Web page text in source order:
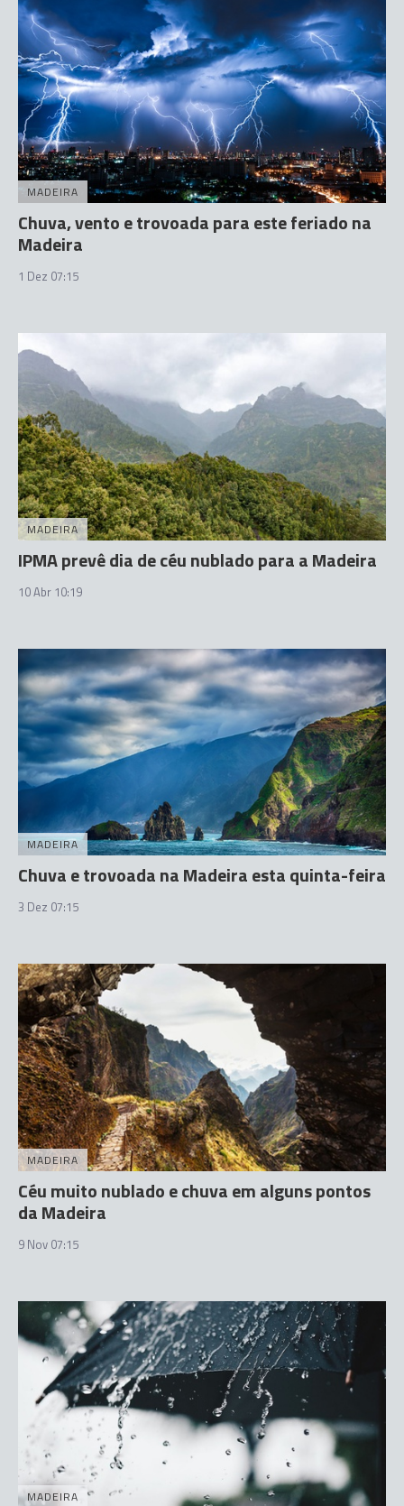
MADEIRA
Chuva, vento e trovoada para este feriado na
Madeira
1 Dez 07:15
MADEIRA
IPMA prevê dia de céu nublado para a Madeira
10 Abr 10:19
MADEIRA
Chuva e trovoada na Madeira esta quinta-feira
3 Dez 07:15
MADEIRA
Céu muito nublado e chuva em alguns pontos
da Madeira
9 Nov 07:15
MADEIRA